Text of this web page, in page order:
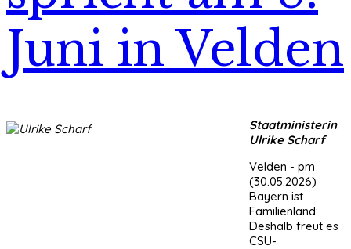
Juni in Velden
Staatministerin
Ulrike Scharf
Velden - pm
(30.05.2026)
Bayern ist
Familienland:
Deshalb freut es
CSU-